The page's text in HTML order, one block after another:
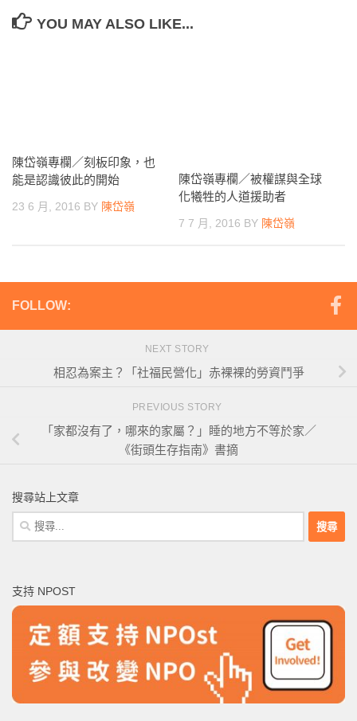
YOU MAY ALSO LIKE...
陳岱嶺專欄／刻板印象，也
能是認識彼此的開始
23 6 月, 2016 BY 陳岱嶺
陳岱嶺專欄／被權謀與全球
化犧牲的人道援助者
7 7 月, 2016 BY 陳岱嶺
FOLLOW:
NEXT STORY
相忍為案主？「社福民營化」赤裸裸的勞資鬥爭
PREVIOUS STORY
「家都沒有了，哪來的家屬？」睡的地方不等於家／
《街頭生存指南》書摘
搜尋站上文章
搜
尋
字:
支持 NPOST